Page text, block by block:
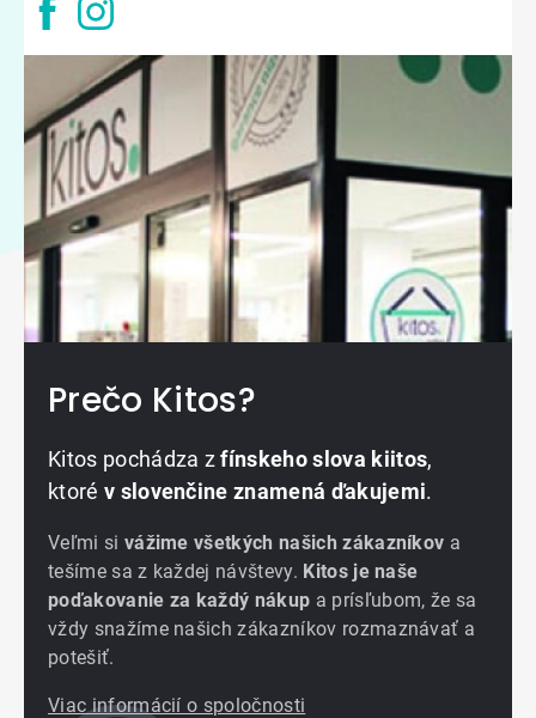
Prečo Kitos?
Kitos pochádza zfínskeho slova kiitos,
ktoré v slovenčine znamená ďakujemi.
Veľmi si vážime všetkých našich zákazníkov a
tešíme sa z každej návštevy. Kitos je naše
poďakovanie za každý nákup a prísľubom, že sa
vždy snažíme našich zákazníkov rozmaznávať a
potešiť.
Viac informácií o spoločnosti